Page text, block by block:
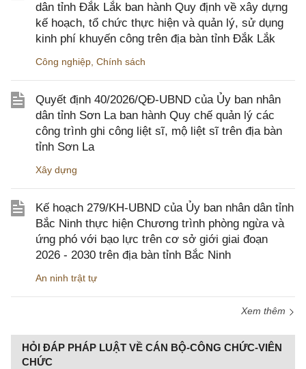
dân tỉnh Đắk Lắk ban hành Quy định về xây dựng
kế hoạch, tổ chức thực hiện và quản lý, sử dụng
kinh phí khuyến công trên địa bàn tỉnh Đắk Lắk
Công nghiệp, Chính sách
Quyết định 40/2026/QĐ-UBND của Ủy ban nhân
dân tỉnh Sơn La ban hành Quy chế quản lý các
công trình ghi công liệt sĩ, mộ liệt sĩ trên địa bàn
tỉnh Sơn La
Xây dựng
Kế hoạch 279/KH-UBND của Ủy ban nhân dân tỉnh
Bắc Ninh thực hiện Chương trình phòng ngừa và
ứng phó với bạo lực trên cơ sở giới giai đoạn
2026 - 2030 trên địa bàn tỉnh Bắc Ninh
An ninh trật tự
Xem thêm
HỎI ĐÁP PHÁP LUẬT VỀ CÁN BỘ-CÔNG CHỨC-VIÊN
CHỨC